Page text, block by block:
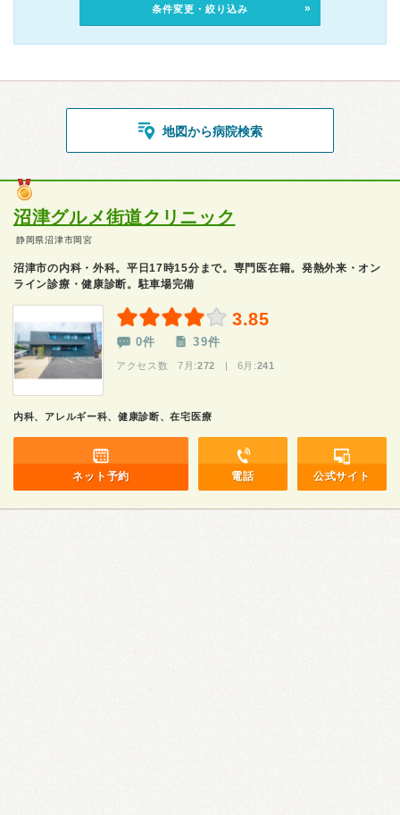
条件変更・絞り込み
地図から病院検索
沼津グルメ街道クリニック
静岡県沼津市岡宮
沼津市の内科・外科。平日17時15分まで。専門医在籍。発熱外来・オン
ライン診療・健康診断。駐車場完備
3.85
0件 39件
アクセス数 7月:272 | 6月:241
内科、アレルギー科、健康診断、在宅医療
ネット予約 電話 公式サイト